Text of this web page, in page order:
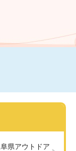
県アウトドア